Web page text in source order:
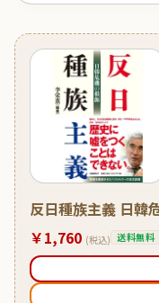
反日種族主義 日韓
￥1,760 (税込) 送料無料